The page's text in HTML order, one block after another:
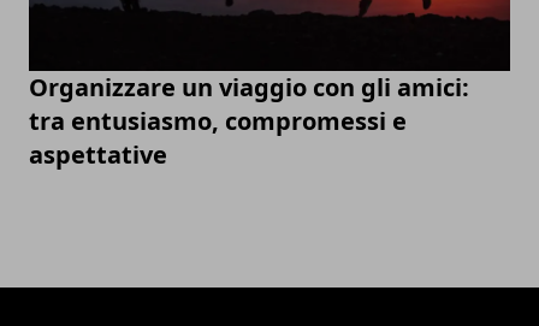
Organizzare un viaggio con gli amici:
tra entusiasmo, compromessi e
aspettative